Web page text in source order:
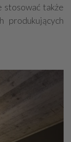
stosować także
produkujących